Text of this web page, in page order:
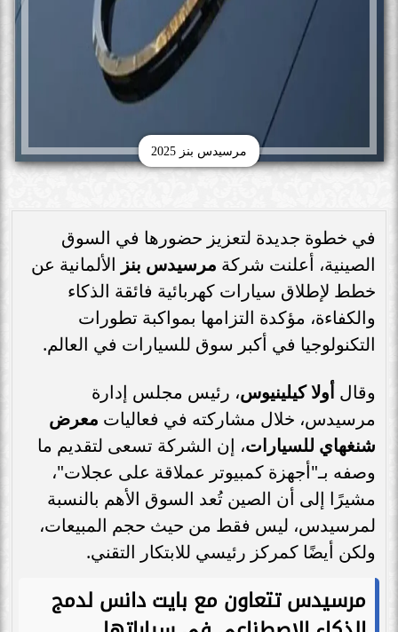
مرسيدس بنز 2025
في خطوة جديدة لتعزيز حضورها في السوق
الصينية، أعلنت شركة مرسيدس بنز الألمانية عن
خطط لإطلاق سيارات كهربائية فائقة الذكاء
والكفاءة، مؤكدة التزامها بمواكبة تطورات
التكنولوجيا في أكبر سوق للسيارات في العالم.
وقال أولا كيلينيوس، رئيس مجلس إدارة
مرسيدس، خلال مشاركته في فعاليات معرض
شنغهاي للسيارات، إن الشركة تسعى لتقديم ما
وصفه بـ"أجهزة كمبيوتر عملاقة على عجلات"،
مشيرًا إلى أن الصين تُعد السوق الأهم بالنسبة
لمرسيدس، ليس فقط من حيث حجم المبيعات،
ولكن أيضًا كمركز رئيسي للابتكار التقني.
مرسيدس تتعاون مع بايت دانس لدمج